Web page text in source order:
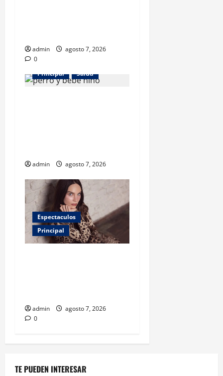
admin
agosto 7, 2026
0
Principal
Salud
admin agosto 7, 2026
Espectaculos
Principal
admin
agosto 7, 2026
0
TE PUEDEN INTERESAR